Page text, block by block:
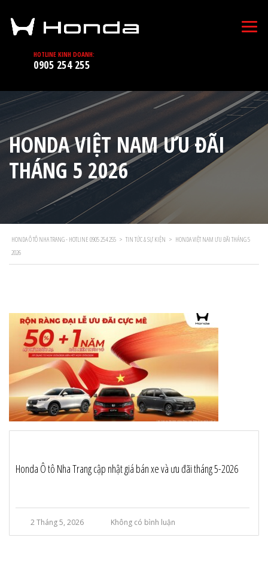
HOTLINE KINH DOANH:
0905 254 255
HONDA VIỆT NAM ƯU ĐÃI
THÁNG 5 2026
HONDA Ô TÔ NHA TRANG - HOTLINE 0905 254 255 > TIN TỨC & SỰ KIỆN > HONDA VIỆT NAM ƯU ĐÃI THÁNG 5
2026
Honda Ô tô Nha Trang cập nhật giá bán xe và ưu đãi tháng 5-2026
2 Tháng 5, 2026 Không có bình luận